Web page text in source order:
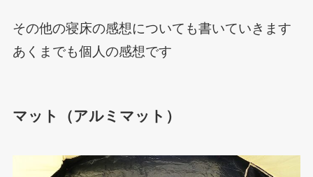
その他の寝床の感想についても書いていきます
あくまでも個人の感想です
マット（アルミマット）